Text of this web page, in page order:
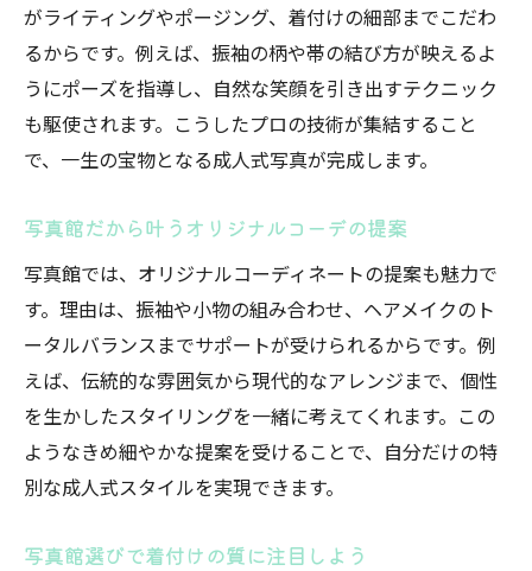
がライティングやポージング、着付けの細部までこだわ
るからです。例えば、振袖の柄や帯の結び方が映えるよ
うにポーズを指導し、自然な笑顔を引き出すテクニック
も駆使されます。こうしたプロの技術が集結すること
で、一生の宝物となる成人式写真が完成します。
写真館だから叶うオリジナルコーデの提案
写真館では、オリジナルコーディネートの提案も魅力で
す。理由は、振袖や小物の組み合わせ、ヘアメイクのト
ータルバランスまでサポートが受けられるからです。例
えば、伝統的な雰囲気から現代的なアレンジまで、個性
を生かしたスタイリングを一緒に考えてくれます。この
ようなきめ細やかな提案を受けることで、自分だけの特
別な成人式スタイルを実現できます。
写真館選びで着付けの質に注目しよう